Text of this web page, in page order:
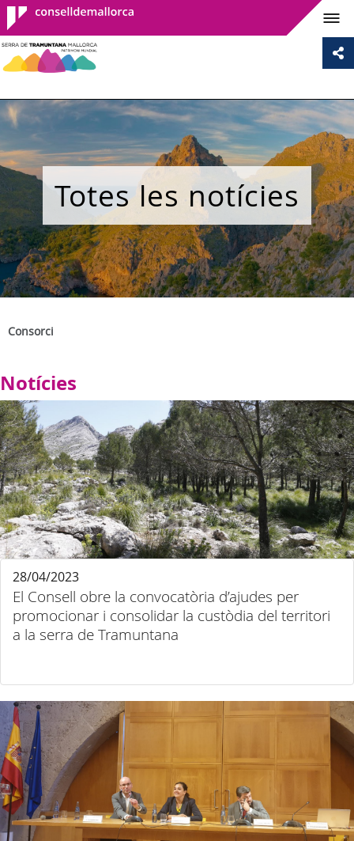
Consell de
Mallorca
Totes les notícies
Consorci
Notícies
El Consell obre la convocatòria d’ajudes per
promocionar i consolidar la custòdia del territori
a la serra de Tramuntana
28/04/2023